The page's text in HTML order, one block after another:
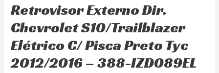
Retrovisor Externo Dir.
Chevrolet S10/Trailblazer
Elétrico C/ Pisca Preto Tyc
2012/2016 – 388-IZD089EL